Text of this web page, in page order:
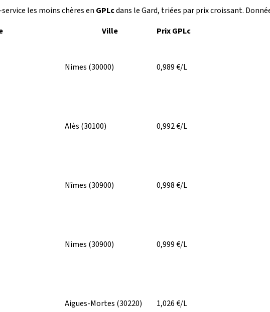
les moins chères en GPLcdans le Gard, triées par prix croissant.
Ville Prix GPLc
Nimes (30000) 0,989€/L
Alès (30100) 0,992€/L
Nîmes (30900) 0,998€/L
Nimes (30900) 0,999€/L
Aigues-Mortes (30220) 1,026€/L